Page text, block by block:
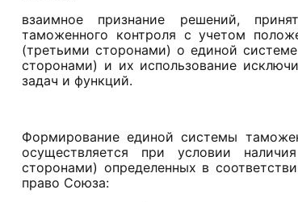
взаимное признание решений,
таможенного контроля с учетом
(третьими сторонами) о единой
сторонами) и их использование
задач и функций.
Формирование единой системы
осуществляется при условии
сторонами) определенных в
право Союза: